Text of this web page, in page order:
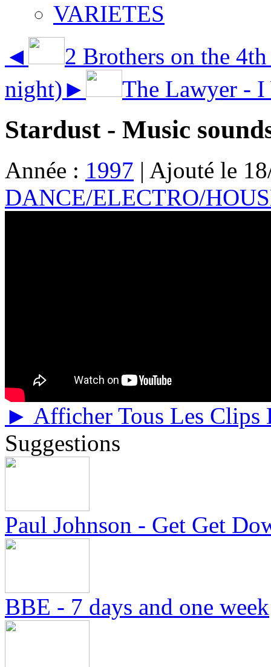
VARIETES
◄
2 Brothers on the
night)► The Lawyer - I
Stardust - Music
Année : 1997 | Ajouté le
DANCE/ELECTRO/
► Afficher Tous Les Clips
Suggestions
Paul Johnson - Get Get
BBE - 7 days and one week